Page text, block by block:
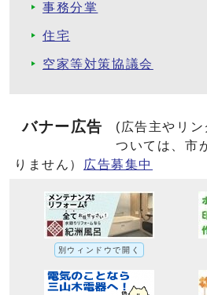
事務分掌
住宅
空家等対策協議会
バナー広告
(広告主やリ
ついては、市
りません）
広告募集中
別ウィンドウで開く